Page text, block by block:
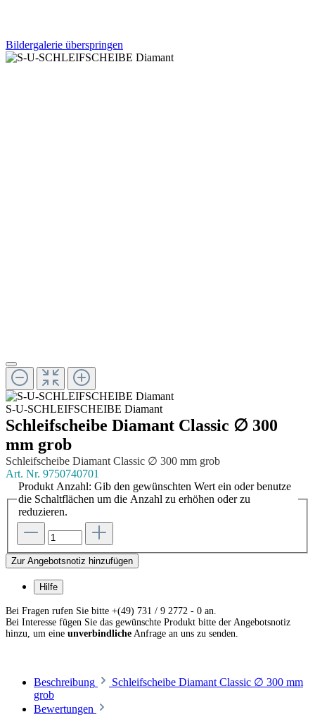
Bildergalerie überspringen
S-U-SCHLEIFSCHEIBE Diamant
Schleifscheibe Diamant Classic ∅ 300
mm grob
Schleifscheibe Diamant Classic ∅ 300 mm grob
Art. Nr. 9750740701
Produkt Anzahl: Gib den gewünschten Wert ein oder benutze
die Schaltflächen um die Anzahl zu erhöhen oder zu
reduzieren.
Zur Angebotsnotiz hinzufügen
Hilfe
Bei Fragen rufen Sie bitte +(49) 731 / 9 2772 - 0 an.
Bei Interesse fügen Sie das gewünschte Produkt bitte der Angebotsnotiz
hinzu, um eine unverbindliche Anfrage an uns zu senden.
Beschreibung
Schleifscheibe Diamant Classic ∅ 300 mm
grob
Bewertungen